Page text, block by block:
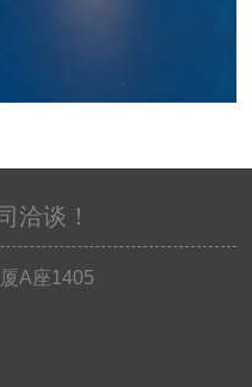
洽谈！
A座1405